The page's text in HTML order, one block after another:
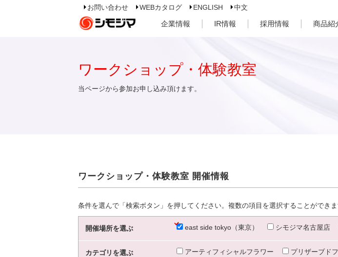
お問い合わせ WEBカタログ ENGLISH 中文
企業情報 IR情報 採用情報 商品紹
ワークショップ・体験教室
当ページから参加お申し込み頂けます。
ワークショップ・体験教室 開催情報
条件を選んで「検索ボタン」を押してください。複数の項目を選択することができま
開催場所を選ぶ east side tokyo（東京） シモジマ名古屋店
カテゴリを選ぶ アーティフィシャルフラワー プリザーブド